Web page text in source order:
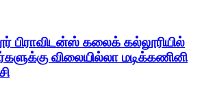
பிராவிடன்ஸ் கலைக் கல்லூரியில்
விலையில்லா மடிக்கணினி